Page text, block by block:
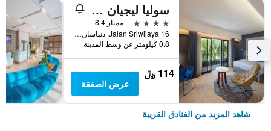
سوليا ليجيان بالي
4 نجوم
ممتاز 8.4
Jalan Sriwijaya 16, دنباسار, إندونيسيا
0.8 كيلومتر عن وسط المدينة
114 ﷼
عرض الصفقة
شاهد المزيد من الفنادق القريبة